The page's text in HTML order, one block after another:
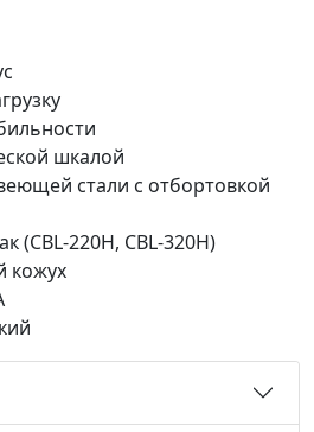
шкалой
стали с отбортовкой
(CBL-220H, CBL-320Н)
кожух